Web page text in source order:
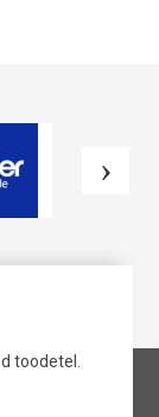
toodetel.